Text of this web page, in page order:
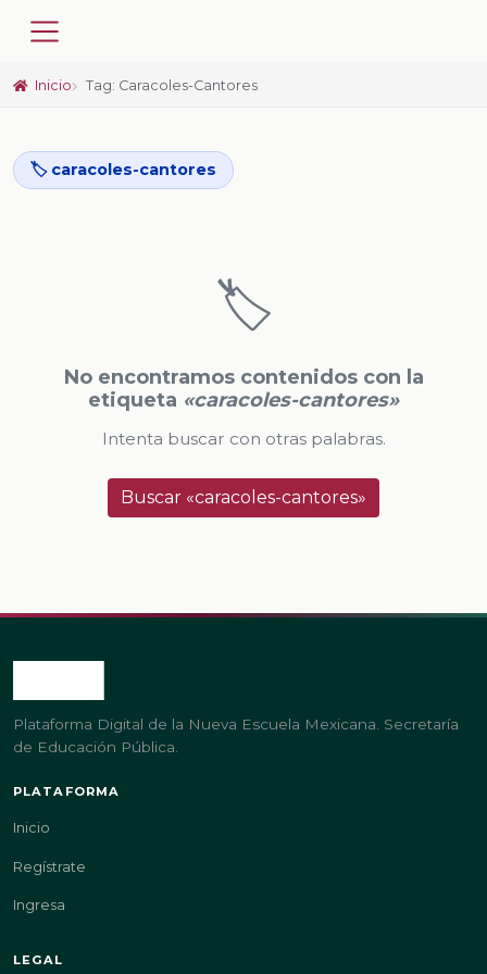
Inicio Tag: Caracoles-Cantores
🏷️ caracoles-cantores
🏷️
No encontramos contenidos con la
etiqueta «caracoles-cantores»
Intenta buscar con otras palabras.
Buscar «caracoles-cantores»
Plataforma Digital de la Nueva Escuela Mexicana. Secretaría
de Educación Pública.
PLATAFORMA
Inicio
Regístrate
Ingresa
LEGAL